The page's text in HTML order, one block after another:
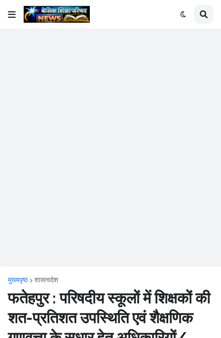
मुख्यपृष्ठ शासनादेश
फतेहपुर : परिषदीय स्कूलों में शिक्षकों की
शत-प्रतिशत उपस्थिति एवं शैक्षणिक